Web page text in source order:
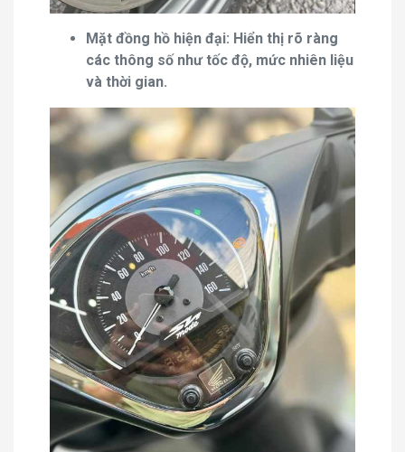
Mặt đồng hồ hiện đại: Hiển thị rõ ràng
các thông số như tốc độ, mức nhiên liệu
và thời gian.